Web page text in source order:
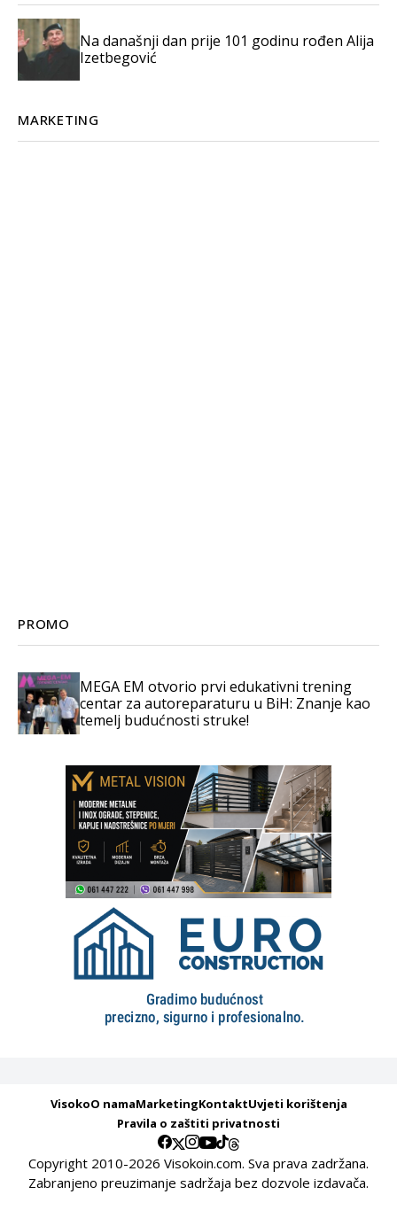
Na današnji dan prije 101 godinu rođen Alija
Izetbegović
MARKETING
PROMO
MEGA EM otvorio prvi edukativni trening
centar za autoreparaturu u BiH: Znanje kao
temelj budućnosti struke!
VisokoO namaMarketingKontaktUvjeti korištenja
Pravila o zaštiti privatnosti
Copyright 2010-2026 Visokoin.com. Sva prava zadržana.
Zabranjeno preuzimanje sadržaja bez dozvole izdavača.